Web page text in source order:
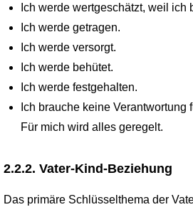
Ich werde wertgeschätzt, weil ich
Ich werde getragen.
Ich werde versorgt.
Ich werde behütet.
Ich werde festgehalten.
Ich brauche keine Verantwortung
Für mich wird alles geregelt.
2.2.2. Vater-Kind-Beziehung
Das primäre Schlüsselthema der